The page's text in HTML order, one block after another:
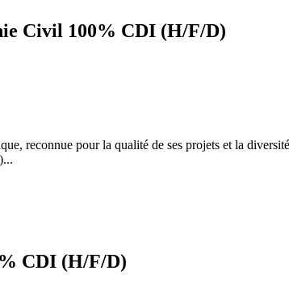
Civil 100% CDI (H/F/D)
reconnue pour la qualité de ses projets et la
CDI (H/F/D)